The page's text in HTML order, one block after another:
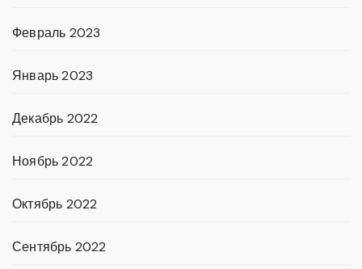
Февраль 2023
Январь 2023
Декабрь 2022
Ноябрь 2022
Октябрь 2022
Сентябрь 2022